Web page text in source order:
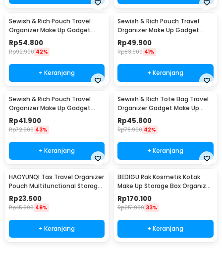
Sewish & Rich Pouch Travel
Organizer Make Up Gadget
Waterproof - SR13
Rp54.800
Rp92.900 42%
+ Keranjang
Sewish & Rich Pouch Travel
Organizer Make Up Gadget
Waterproof - SR14
Rp49.900
Rp83.900 41%
+ Keranjang
Sewish & Rich Pouch Travel
Organizer Make Up Gadget
with Strap 1PCS - SR15
Rp41.900
Rp72.900 43%
+ Keranjang
Sewish & Rich Tote Bag Travel
Organizer Gadget Make Up
Pouch - SR16
Rp45.800
Rp78.900 42%
+ Keranjang
HAOYUNQI Tas Travel Organizer
Pouch Multifunctional Storage
Bag - XD130
Rp23.500
Rp45.900 49%
+ Keranjang
BEDIGU Rak Kosmetik Kotak
Make Up Storage Box Organizer
3 Layer - BD3
Rp170.100
Rp251.900 33%
+ Keranjang